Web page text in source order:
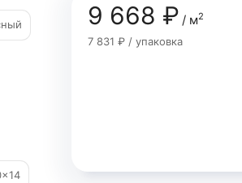
9 668 ₽/ м2
7 831 ₽ / упаковка